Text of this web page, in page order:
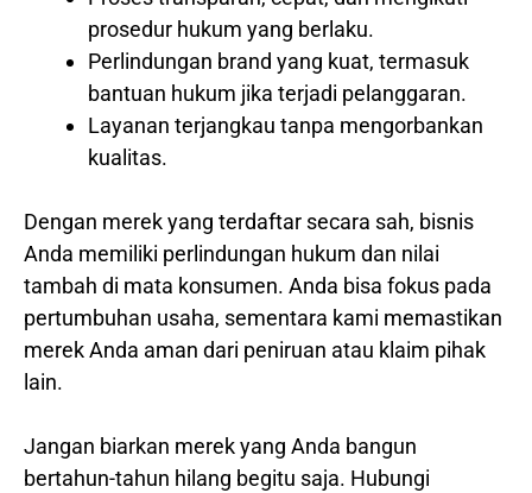
prosedur hukum yang berlaku.
Perlindungan brand yang kuat, termasuk
bantuan hukum jika terjadi pelanggaran.
Layanan terjangkau tanpa mengorbankan
kualitas.
Dengan merek yang terdaftar secara sah, bisnis
Anda memiliki perlindungan hukum dan nilai
tambah di mata konsumen. Anda bisa fokus pada
pertumbuhan usaha, sementara kami memastikan
merek Anda aman dari peniruan atau klaim pihak
lain.
Jangan biarkan merek yang Anda bangun
bertahun-tahun hilang begitu saja. Hubungi